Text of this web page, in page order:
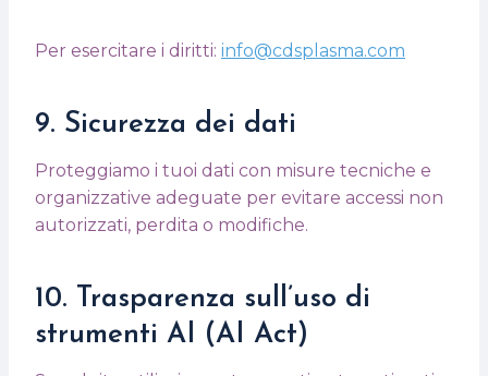
Per esercitare i diritti: info@cdsplasma.com
9. Sicurezza dei dati
Proteggiamo i tuoi dati con misure tecniche e
organizzative adeguate per evitare accessi non
autorizzati, perdita o modifiche.
10. Trasparenza sull’uso di
strumenti AI (AI Act)